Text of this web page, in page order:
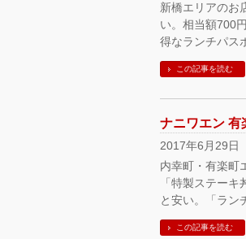
新橋エリアのお
い。相当額700
得なランチパス
この記事を読む
ナニワエン 有
2017年6月29日
内幸町・有楽町
「特製ステー
と安い。「ラン
この記事を読む